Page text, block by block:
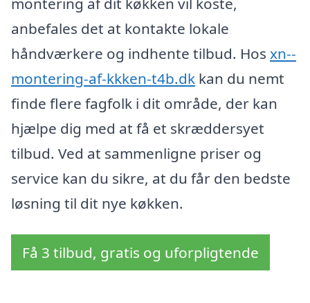
anbefales det at kontakte lokale
håndværkere og indhente tilbud. Hos xn--
montering-af-kkken-t4b.dk kan du nemt
finde flere fagfolk i dit område, der kan
hjælpe dig med at få et skræddersyet
tilbud. Ved at sammenligne priser og
service kan du sikre, at du får den bedste
løsning til dit nye køkken.
Få 3 tilbud, gratis og uforpligtende